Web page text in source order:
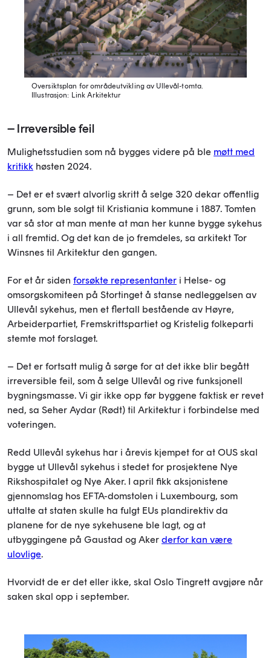
Oversiktsplan for områdeutvikling av Ullevål-tomta.
Illustrasjon: Link Arkitektur
– Irreversible feil
Mulighetsstudien som nå bygges videre på ble møtt med
kritikk høsten 2024.
– Det er et svært alvorlig skritt å selge 320 dekar offentlig
grunn, som ble solgt til Kristiania kommune i 1887. Tomten
var så stor at man mente at man her kunne bygge sykehus
i all fremtid. Og det kan de jo fremdeles, sa arkitekt Tor
Winsnes til Arkitektur den gangen.
For et år siden forsøkte representanter i Helse- og
omsorgskomiteen på Stortinget å stanse nedleggelsen av
Ullevål sykehus, men et flertall bestående av Høyre,
Arbeiderpartiet, Fremskrittspartiet og Kristelig folkeparti
stemte mot forslaget.
– Det er fortsatt mulig å sørge for at det ikke blir begått
irreversible feil, som å selge Ullevål og rive funksjonell
bygningsmasse. Vi gir ikke opp før byggene faktisk er revet
ned, sa Seher Aydar (Rødt) til Arkitektur i forbindelse med
voteringen.
Redd Ullevål sykehus har i årevis kjempet for at OUS skal
bygge ut Ullevål sykehus i stedet for prosjektene Nye
Rikshospitalet og Nye Aker. I april fikk aksjonistene
gjennomslag hos EFTA-domstolen i Luxembourg, som
uttalte at staten skulle ha fulgt EUs plandirektiv da
planene for de nye sykehusene ble lagt, og at
utbyggingene på Gaustad og Aker derfor kan være
ulovlige.
Hvorvidt de er det eller ikke, skal Oslo Tingrett avgjøre når
saken skal opp i september.